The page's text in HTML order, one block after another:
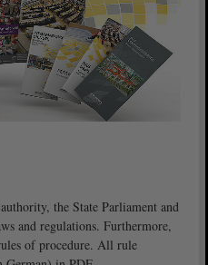
the State Parliament and
and regulations. Furthermore,
of procedure. All rule